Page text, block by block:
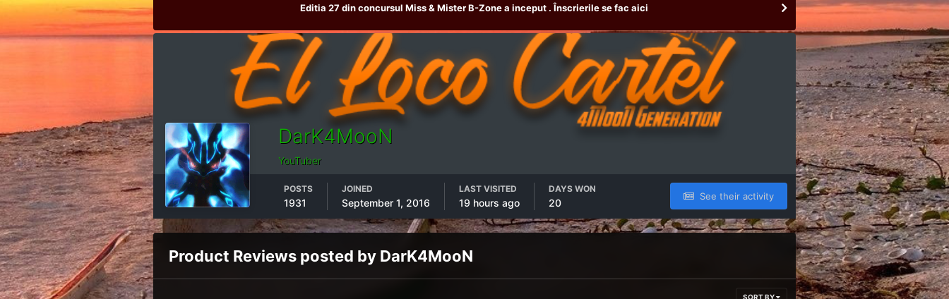
Editia 27 din concursul Miss & Mister B-Zone a inceput . Înscrierile se fac aici
DarK4MooN
YouTuber
See their activity
POSTS
1931
JOINED
September 1, 2016
LAST VISITED
19 hours ago
DAYS WON
20
Product Reviews posted by DarK4MooN
SORT BY